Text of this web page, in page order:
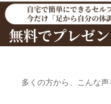
多くの方から、こんな声